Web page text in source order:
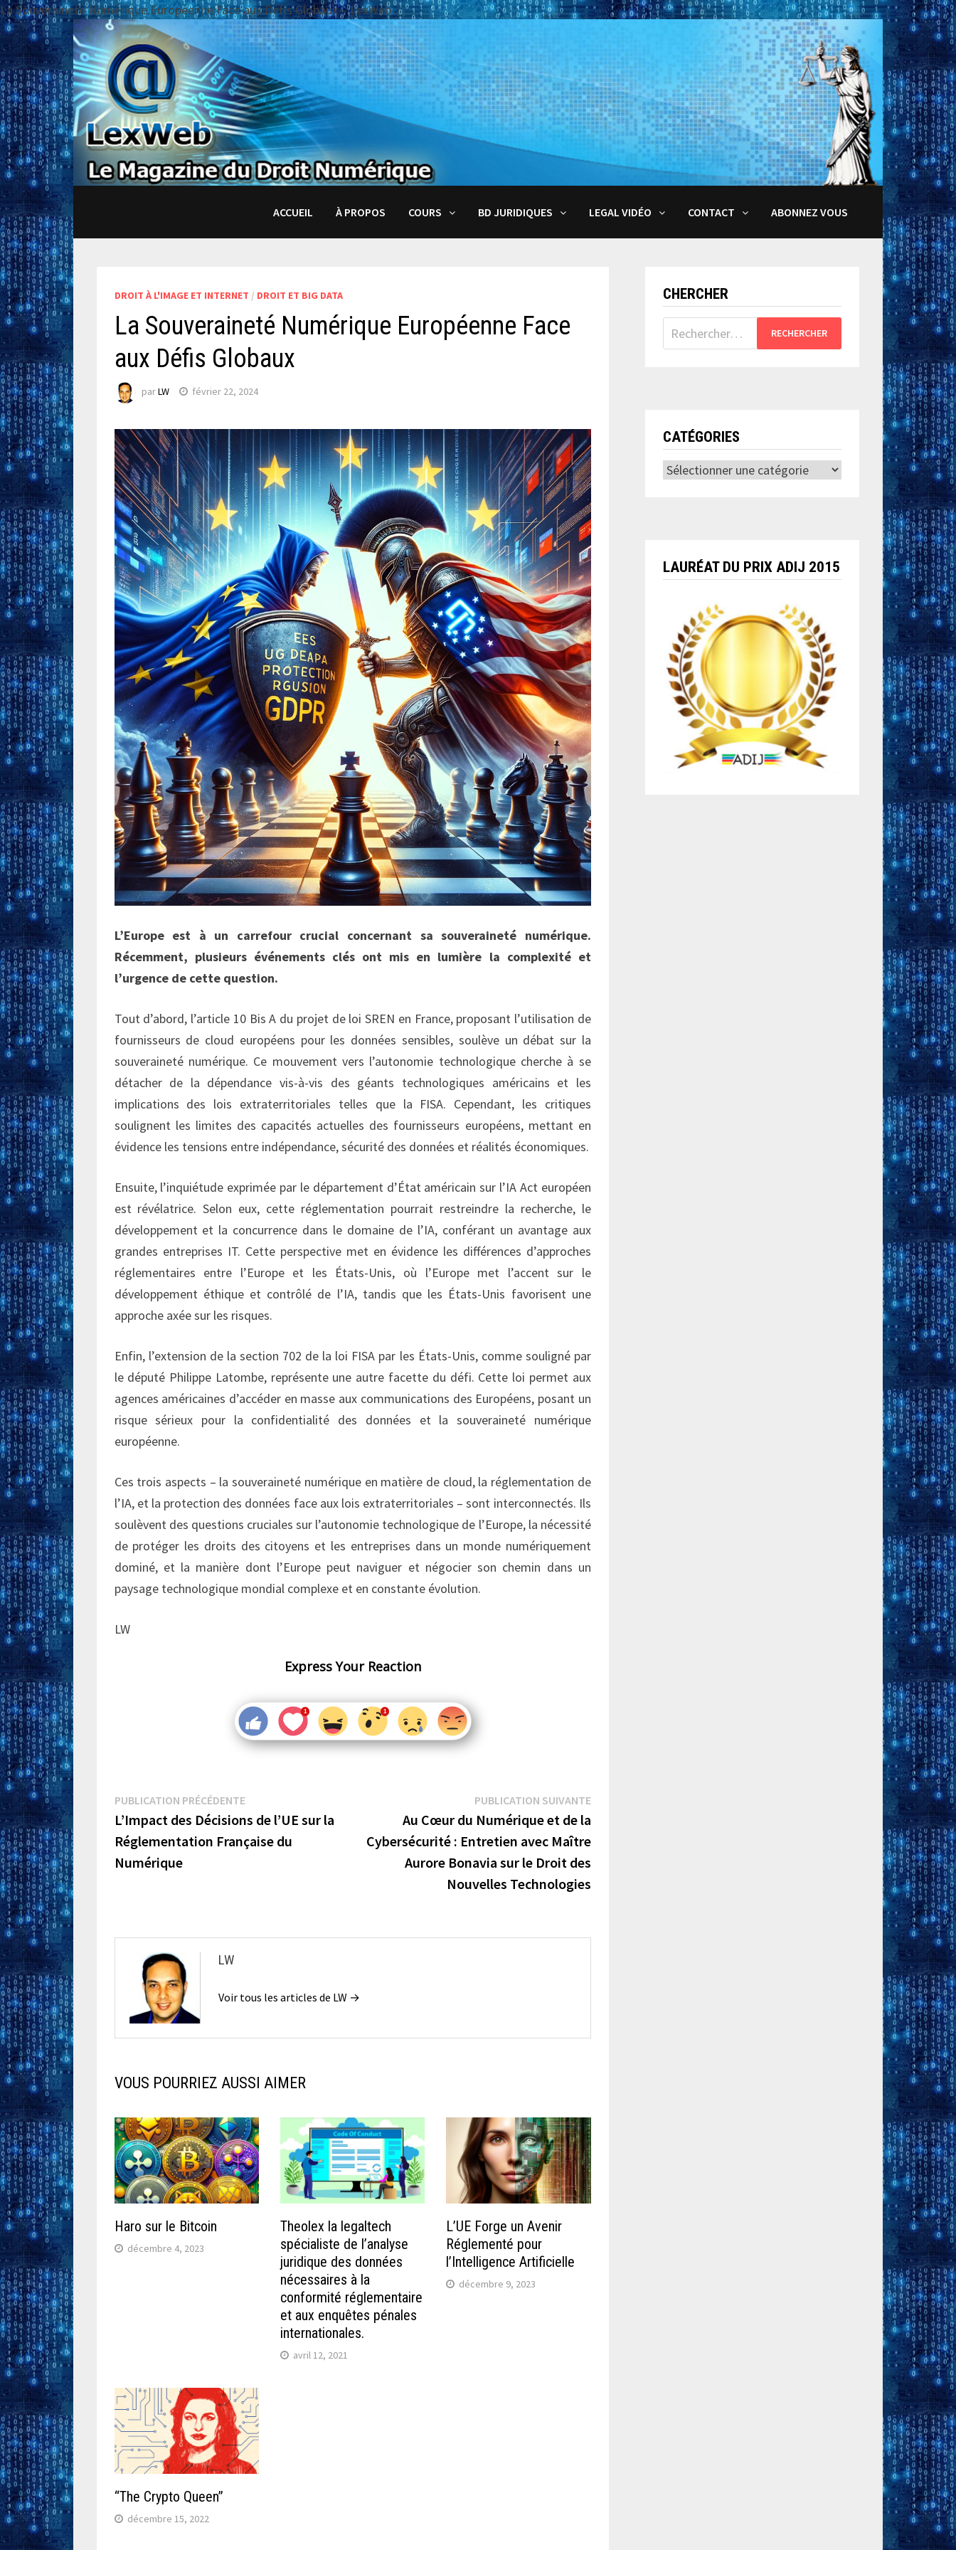
La Souveraineté Numérique Européenne Face aux Défis Globaux – LexWeb
Passer
au
contenu
ACCUEIL À PROPOS COURS BD JURIDIQUES LEGAL VIDÉO CONTACT ABONNEZ VOUS
DROIT À L'IMAGE ET INTERNET / DROIT ET BIG DATA
La Souveraineté Numérique Européenne Face
aux Défis Globaux
parLW février 22, 2024
L’Europe est à un carrefour crucial concernant sa souveraineté numérique.
Récemment, plusieurs événements clés ont mis en lumière la complexité et
l’urgence de cette question.
Tout d’abord, l’article 10 Bis A du projet de loi SREN en France, proposant l’utilisation de
fournisseurs de cloud européens pour les données sensibles, soulève un débat sur la
souveraineté numérique. Ce mouvement vers l’autonomie technologique cherche à se
détacher de la dépendance vis-à-vis des géants technologiques américains et les
implications des lois extraterritoriales telles que la FISA. Cependant, les critiques
soulignent les limites des capacités actuelles des fournisseurs européens, mettant en
évidence les tensions entre indépendance, sécurité des données et réalités économiques.
Ensuite, l’inquiétude exprimée par le département d’État américain sur l’IA Act européen
est révélatrice. Selon eux, cette réglementation pourrait restreindre la recherche, le
développement et la concurrence dans le domaine de l’IA, conférant un avantage aux
grandes entreprises IT. Cette perspective met en évidence les différences d’approches
réglementaires entre l’Europe et les États-Unis, où l’Europe met l’accent sur le
développement éthique et contrôlé de l’IA, tandis que les États-Unis favorisent une
approche axée sur les risques.
Enfin, l’extension de la section 702 de la loi FISA par les États-Unis, comme souligné par
le député Philippe Latombe, représente une autre facette du défi. Cette loi permet aux
agences américaines d’accéder en masse aux communications des Européens, posant un
risque sérieux pour la confidentialité des données et la souveraineté numérique
européenne.
Ces trois aspects – la souveraineté numérique en matière de cloud, la réglementation de
l’IA, et la protection des données face aux lois extraterritoriales – sont interconnectés. Ils
soulèvent des questions cruciales sur l’autonomie technologique de l’Europe, la nécessité
de protéger les droits des citoyens et les entreprises dans un monde numériquement
dominé, et la manière dont l’Europe peut naviguer et négocier son chemin dans un
paysage technologique mondial complexe et en constante évolution.
LW
Express Your Reaction
Navigation
de
l’article
PUBLICATION PRÉCÉDENTEPublication
précédente :
L’Impact des Décisions de l’UE sur la
Réglementation Française du
Numérique
PUBLICATION SUIVANTEPublication
suivante :
Au Cœur du Numérique et de la
Cybersécurité : Entretien avec Maître
Aurore Bonavia sur le Droit des
Nouvelles Technologies
LW
Voir tous les articles de LW →
VOUS POURRIEZ AUSSI AIMER
Haro sur le Bitcoin
décembre 4, 2023
Theolex la legaltech
spécialiste de l’analyse
juridique des données
nécessaires à la
conformité réglementaire
et aux enquêtes pénales
internationales.
avril 12, 2021
L’UE Forge un Avenir
Réglementé pour
l’Intelligence Artificielle
décembre 9, 2023
“The Crypto Queen”
décembre 15, 2022
CHERCHER
Rechercher :
CATÉGORIES
Catégories
LAURÉAT DU PRIX ADIJ 2015